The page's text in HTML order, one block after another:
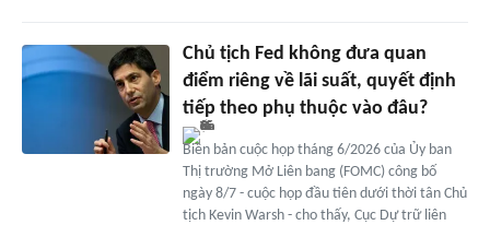
Chủ tịch Fed không đưa quan
điểm riêng về lãi suất, quyết định
tiếp theo phụ thuộc vào đâu?
Biên bản cuộc họp tháng 6/2026 của Ủy ban
Thị trường Mở Liên bang (FOMC) công bố
ngày 8/7 - cuộc họp đầu tiên dưới thời tân Chủ
tịch Kevin Warsh - cho thấy, Cục Dự trữ liên